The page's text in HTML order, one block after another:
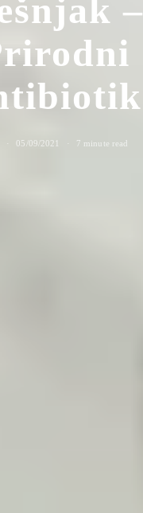
–
05/09/2021 7 minute read